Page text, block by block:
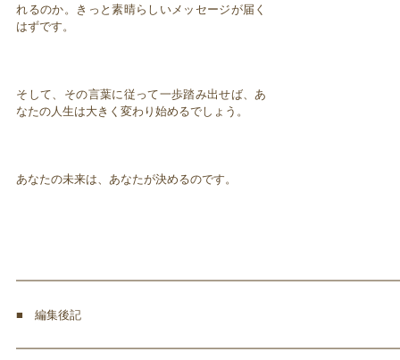
れるのか。きっと素晴らしいメッセージが届く
はずです。
そして、その言葉に従って一歩踏み出せば、あ
なたの人生は大きく変わり始めるでしょう。
あなたの未来は、あなたが決めるのです。
■ 編集後記